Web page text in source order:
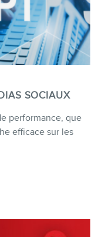
SOCIAUX
performance, que
efficace sur les